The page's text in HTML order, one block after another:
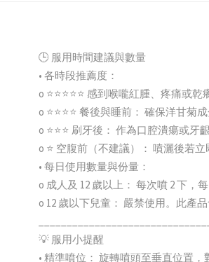
🕒 服用時間建議與數量
• 各時段推薦度：
o ⭐⭐⭐⭐⭐ 感到喉嚨紅腫、疼痛或
o ⭐⭐⭐⭐ 餐後與睡前： 確保洋甘
o ⭐⭐⭐ 刷牙後： 作為口腔潰瘍或牙
o ⭐ 空腹前（不建議）： 噴灑後若
• 每日使用數量與份量：
o 成人及 12 歲以上： 每次噴 2 下，
o 12 歲以下兒童： 嚴禁使用。此產
💡 服用小提醒
• 精準噴位： 旋轉噴頭至垂直位置，